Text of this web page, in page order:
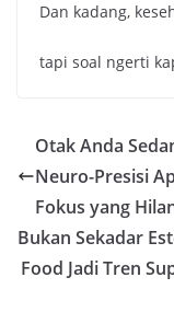
Dan kadang,
tapi soal ngerti
Otak Anda
Neuro-Presisi
Fokus yang
Bukan Sekadar
Food Jadi Tren